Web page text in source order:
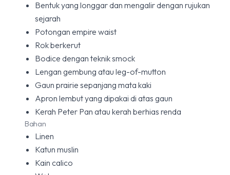
Bentuk yang longgar dan mengalir dengan rujukan
sejarah
Potongan empire waist
Rok berkerut
Bodice dengan teknik smock
Lengan gembung atau leg-of-mutton
Gaun prairie sepanjang mata kaki
Apron lembut yang dipakai di atas gaun
Kerah Peter Pan atau kerah berhias renda
Bahan
Linen
Katun muslin
Kain calico